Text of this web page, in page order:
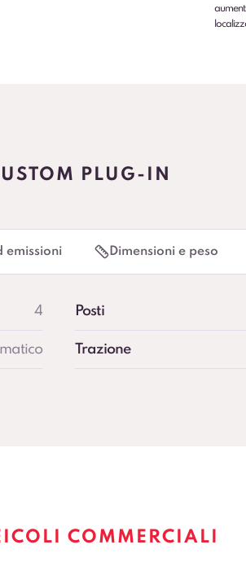
PLUG-IN
emissioni Dimensioni e peso
4 Posti
Trazione
COMMERCIALI